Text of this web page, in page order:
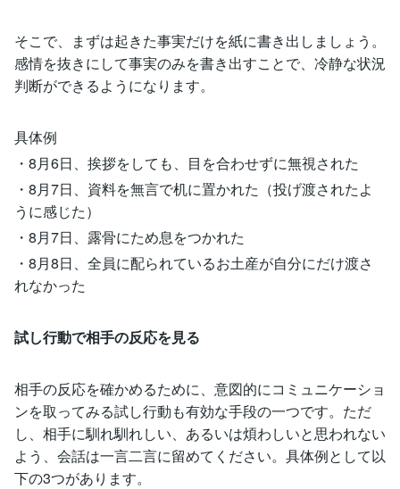
そこで、まずは起きた事実だけを紙に書き出しましょう。
感情を抜きにして事実のみを書き出すことで、冷静な状況
判断ができるようになります。
具体例
・8月6日、挨拶をしても、目を合わせずに無視された
・8月7日、資料を無言で机に置かれた（投げ渡されたよ
うに感じた）
・8月7日、露骨にため息をつかれた
・8月8日、全員に配られているお土産が自分にだけ渡さ
れなかった
試し行動で相手の反応を見る
相手の反応を確かめるために、意図的にコミュニケーショ
ンを取ってみる試し行動も有効な手段の一つです。ただ
し、相手に馴れ馴れしい、あるいは煩わしいと思われない
よう、会話は一言二言に留めてください。具体例として以
下の3つがあります。